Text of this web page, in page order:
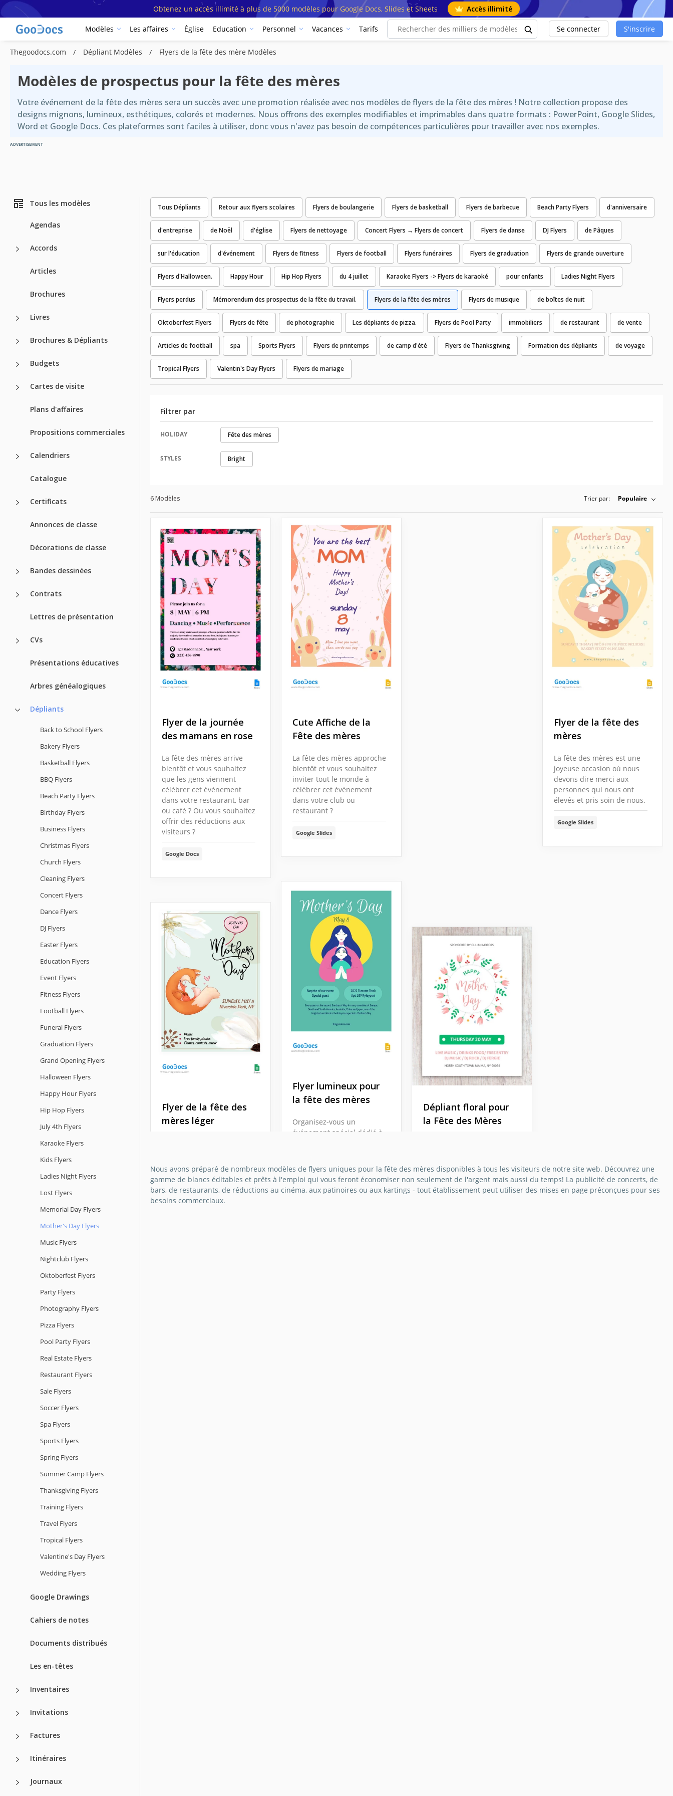
Obtenez un accès illimité à plus de 5000 modèles pour Google Docs, Slides et Sheets Accès illimité
Modèles Les affaires Église Education Personnel Vacances Tarifs Se connecter S'inscrire
Thegoodocs.com Dépliant Modèles Flyers de la fête des mère Modèles
Modèles de prospectus pour la fête des mères
Votre événement de la fête des mères sera un succès avec une promotion réalisée avec nos modèles de flyers de la fête des mères ! Notre collection propose des
designs mignons, lumineux, esthétiques, colorés et modernes. Nous offrons des exemples modifiables et imprimables dans quatre formats : PowerPoint, Google Slides,
Word et Google Docs. Ces plateformes sont faciles à utiliser, donc vous n'avez pas besoin de compétences particulières pour travailler avec nos exemples.
ADVERTISEMENT
Tous les modèles
Agendas
Accords
Articles
Brochures
Livres
Brochures & Dépliants
Budgets
Cartes de visite
Plans d'affaires
Propositions commerciales
Calendriers
Catalogue
Certificats
Annonces de classe
Décorations de classe
Bandes dessinées
Contrats
Lettres de présentation
CVs
Présentations éducatives
Arbres généalogiques
Dépliants
Back to School Flyers
Bakery Flyers
Basketball Flyers
BBQ Flyers
Beach Party Flyers
Birthday Flyers
Business Flyers
Christmas Flyers
Church Flyers
Cleaning Flyers
Concert Flyers
Dance Flyers
DJ Flyers
Easter Flyers
Education Flyers
Event Flyers
Fitness Flyers
Football Flyers
Funeral Flyers
Graduation Flyers
Grand Opening Flyers
Halloween Flyers
Happy Hour Flyers
Hip Hop Flyers
July 4th Flyers
Karaoke Flyers
Kids Flyers
Ladies Night Flyers
Lost Flyers
Memorial Day Flyers
Mother's Day Flyers
Music Flyers
Nightclub Flyers
Oktoberfest Flyers
Party Flyers
Photography Flyers
Pizza Flyers
Pool Party Flyers
Real Estate Flyers
Restaurant Flyers
Sale Flyers
Soccer Flyers
Spa Flyers
Sports Flyers
Spring Flyers
Summer Camp Flyers
Thanksgiving Flyers
Training Flyers
Travel Flyers
Tropical Flyers
Valentine's Day Flyers
Wedding Flyers
Google Drawings
Cahiers de notes
Documents distribués
Les en-têtes
Inventaires
Invitations
Factures
Itinéraires
Journaux
Tous Dépliants Retour aux flyers scolaires Flyers de boulangerie Flyers de basketball Flyers de barbecue Beach Party Flyers d'anniversaire
d'entreprise de Noël d'église Flyers de nettoyage Concert Flyers → Flyers de concert Flyers de danse DJ Flyers de Pâques
sur l'éducation d'événement Flyers de fitness Flyers de football Flyers funéraires Flyers de graduation Flyers de grande ouverture
Flyers d'Halloween. Happy Hour Hip Hop Flyers du 4 juillet Karaoke Flyers -> Flyers de karaoké pour enfants Ladies Night Flyers
Flyers perdus Mémorendum des prospectus de la fête du travail. Flyers de la fête des mères Flyers de musique de boîtes de nuit
Oktoberfest Flyers Flyers de fête de photographie Les dépliants de pizza. Flyers de Pool Party immobiliers de restaurant de vente
Articles de football spa Sports Flyers Flyers de printemps de camp d'été Flyers de Thanksgiving Formation des dépliants de voyage
Tropical Flyers Valentin's Day Flyers Flyers de mariage
Filtrer par
HOLIDAY Fête des mères
STYLES Bright
6 Modèles Trier par: Populaire
Flyer de la journée
des mamans en rose
La fête des mères arrive
bientôt et vous souhaitez
que les gens viennent
célébrer cet événement
dans votre restaurant, bar
ou café ? Ou vous souhaitez
offrir des réductions aux
visiteurs ?
Google Docs
Cute Affiche de la
Fête des mères
La fête des mères approche
bientôt et vous souhaitez
inviter tout le monde à
célébrer cet événement
dans votre club ou
restaurant ?
Google Slides
Flyer de la fête des
mères
La fête des mères est une
joyeuse occasion où nous
devons dire merci aux
personnes qui nous ont
élevés et pris soin de nous.
Google Slides
Flyer de la fête des
mères léger
pour la Fête des Mères est
d'une grande aide pour
créer un flyer authentique
gratuitement.
Flyer lumineux pour
la fête des mères
Organisez-vous un
événement spécial dédié à
Google Slides
Dépliant floral pour
la Fête des Mères
chaque femme se sent
heureuse. Celles qui ont
des enfants reçoivent
beaucoup de félicitations.
Nous avons préparé de nombreux modèles de flyers uniques pour la fête des mères disponibles à tous les visiteurs de notre site web. Découvrez une
gamme de blancs éditables et prêts à l'emploi qui vous feront économiser non seulement de l'argent mais aussi du temps! La publicité de concerts, de
bars, de restaurants, de réductions au cinéma, aux patinoires ou aux kartings - tout établissement peut utiliser des mises en page préconçues pour ses
besoins commerciaux.